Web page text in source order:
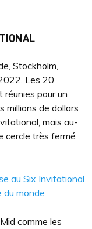
Stockholm,
Les 20
réunies pour un
millions de dollars
mais au-
cercle très fermé
au Six Invitational
du monde
comme les